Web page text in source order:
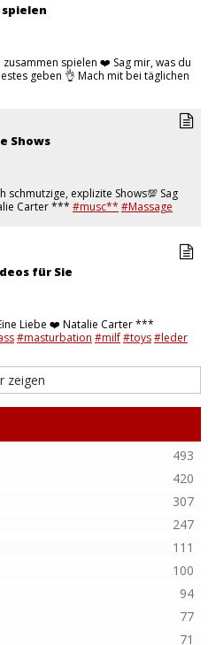
spielen
spielen ❤️ Sag mir, was du
geben 👌 Mach mit bei täglichen
Shows
schmutzige, explizite Shows💯 Sag
Carter *** #musc** #Massage
für Sie
Liebe ❤️ Natalie Carter ***
#masturbation #milf#toys#leder
zeigen
493
420
307
247
111
100
94
77
71